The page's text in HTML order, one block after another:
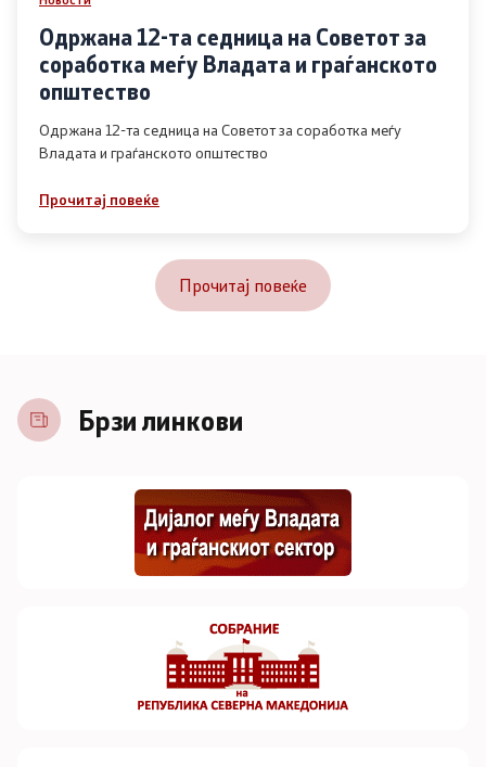
Одржана 12-та седница на Советот за
соработка меѓу Владата и граѓанското
општество
Одржана 12-та седница на Советот за соработка меѓу
Владата и граѓанското општество
Прочитај повеќе
Прочитај повеќе
Брзи линкови